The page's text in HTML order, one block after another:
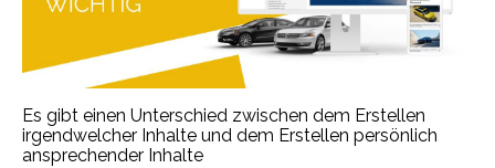
Es gibt einen Unterschied zwischen dem Erstellen
irgendwelcher Inhalte und dem Erstellen persönlich
ansprechender Inhalte